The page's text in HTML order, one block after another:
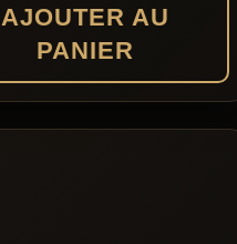
AJOUTER AU
PANIER